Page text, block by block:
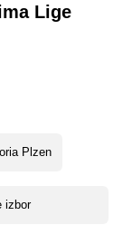
Lige
Plzen
izbor